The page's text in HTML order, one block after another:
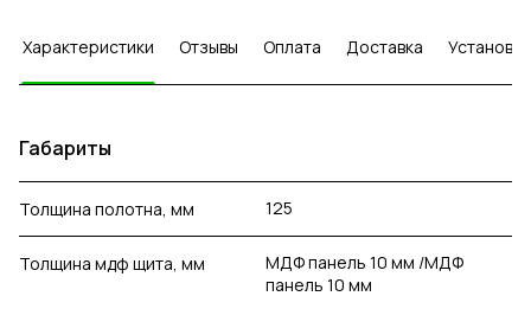
Характеристики Отзывы Оплата Доставка Установка
Габариты
Толщина полотна, мм 125
Толщина мдф щита, мм
МДФ панель 10 мм /МДФ
панель 10 мм